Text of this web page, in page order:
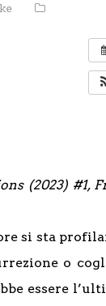
(2023) #1,
si sta
o
essere